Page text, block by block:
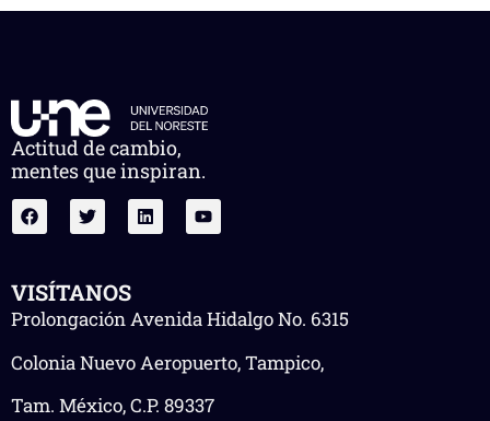
Actitud de cambio,
mentes que inspiran.
VISÍTANOS
Prolongación Avenida Hidalgo No. 6315
Colonia Nuevo Aeropuerto, Tampico,
Tam. México, C.P. 89337